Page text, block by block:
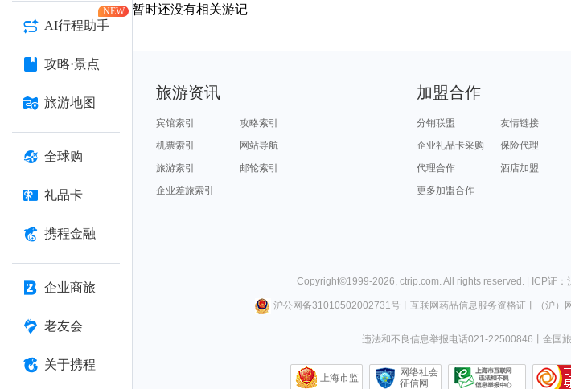
AI行程助手
NEW
攻略·景点
旅游地图
全球购
礼品卡
携程金融
企业商旅
老友会
关于携程
暂时还没有相关游记
旅游资讯
宾馆索引
攻略索引
机票索引
网站导航
旅游索引
邮轮索引
企业差旅索引
加盟合作
分销联盟
友情链接
企业礼品卡采购
保险代理
代理合作
酒店加盟
更多加盟合作
Copyright©1999-2026, ctrip.com. All rights reserved. | ICP证：
沪公网备31010502002731号丨 互联网药品信息服务资格证 （沪
违法和不良信息举报电话021-22500846 全国
上海市监
网络社会
征信网